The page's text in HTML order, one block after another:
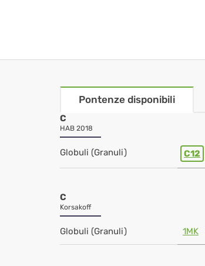
Pontenze disponibili
C
HAB 2018
Globuli (Granuli) C12
C
Korsakoff
Globuli (Granuli) 1MK